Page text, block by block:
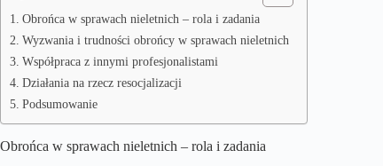
Obrońca w sprawach nieletnich – rola i zadania
Wyzwania i trudności obrońcy w sprawach nieletnich
Współpraca z innymi profesjonalistami
Działania na rzecz resocjalizacji
Podsumowanie
Obrońca w sprawach nieletnich – rola i zadania